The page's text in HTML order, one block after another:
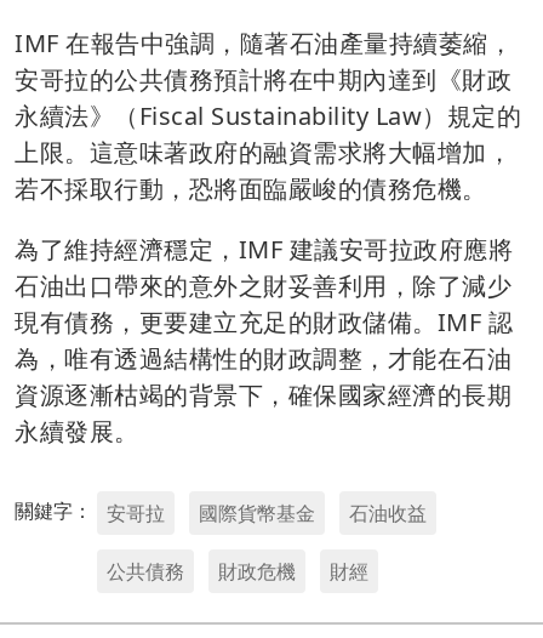
IMF 在報告中強調，隨著石油產量持續萎縮，
安哥拉的公共債務預計將在中期內達到《財政
永續法》（Fiscal Sustainability Law）規定的
上限。這意味著政府的融資需求將大幅增加，
若不採取行動，恐將面臨嚴峻的債務危機。
為了維持經濟穩定，IMF 建議安哥拉政府應將
石油出口帶來的意外之財妥善利用，除了減少
現有債務，更要建立充足的財政儲備。IMF 認
為，唯有透過結構性的財政調整，才能在石油
資源逐漸枯竭的背景下，確保國家經濟的長期
永續發展。
關鍵字： 安哥拉 國際貨幣基金 石油收益
公共債務 財政危機 財經